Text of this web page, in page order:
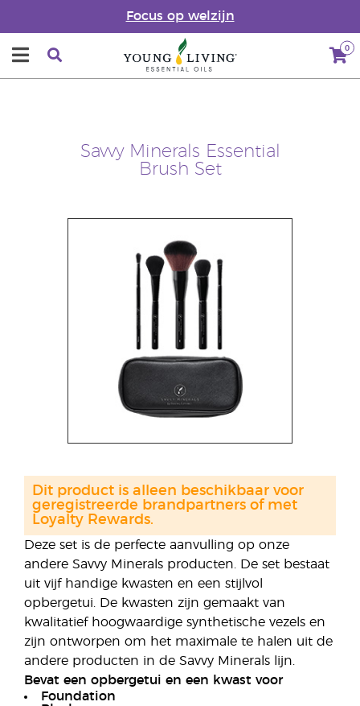
Focus op welzijn
0
Savvy Minerals Essential
Brush Set
Deze set is de perfecte aanvulling op onze
andere Savvy Minerals producten. De set bestaat
uit vijf handige kwasten en een stijlvol
opbergetui. De kwasten zijn gemaakt van
kwalitatief hoogwaardige synthetische vezels en
zijn ontworpen om het maximale te halen uit de
andere producten in de Savvy Minerals lijn.
Bevat een opbergetui en een kwast voor
Foundation
Dit product is alleen beschikbaar voor
geregistreerde brandpartners of met
Loyalty Rewards.